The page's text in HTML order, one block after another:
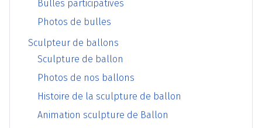
Bulles participatives
Photos de bulles
Sculpteur de ballons
Sculpture de ballon
Photos de nos ballons
Histoire de la sculpture de ballon
Animation sculpture de Ballon